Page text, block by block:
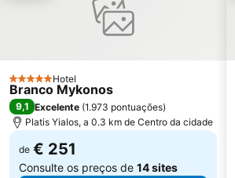
5 EstrelasHotel
Branco Mykonos
9,1 Excelente (1.973 pontuações)
Platis Yialos, a 0.3 km de Centro da cidade
de € 251
Consulte os preços de 14 sites